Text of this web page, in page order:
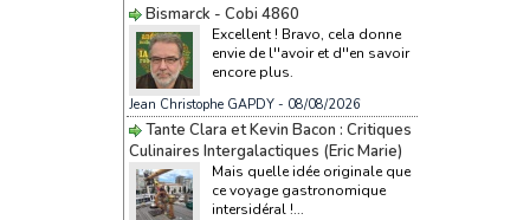
Bismarck - Cobi 4860
Excellent ! Bravo, cela donne
envie de l''avoir et d''en savoir
encore plus.
Jean Christophe GAPDY- 08/08/2026
Tante Clara et Kevin Bacon : Critiques
Culinaires Intergalactiques (Eric Marie)
Mais quelle idée originale que
ce voyage gastronomique
intersidéral !...